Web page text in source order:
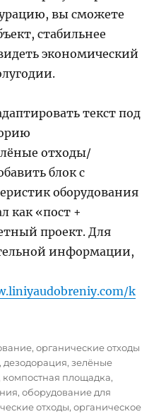
вы сможете
стабильнее
экономический
текст под
отходы/
блок с
оборудования
как «пост +
проект. Для
информации,
k
,органические отходы
, дезодорация,зелёные
компостная площадка,
,оборудование для
отходы,органическое